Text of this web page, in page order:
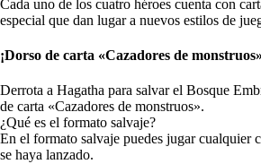
Cada uno de los cuatro héroes cuenta con
especial que dan lugar a nuevos estilos de
¡Dorso de carta «Cazadores de
Derrota a Hagatha para salvar el Bosque
de carta «Cazadores de monstruos».
¿Qué es el formato salvaje?
En el formato salvaje puedes jugar cualquier
se haya lanzado.